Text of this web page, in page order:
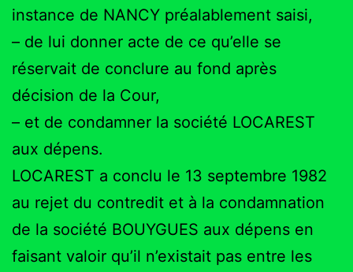
instance de NANCY préalablement saisi,
– de lui donner acte de ce qu’elle se
réservait de conclure au fond après
décision de la Cour,
– et de condamner la société LOCAREST
aux dépens.
LOCAREST a conclu le 13 septembre 1982
au rejet du contredit et à la condamnation
de la société BOUYGUES aux dépens en
faisant valoir qu’il n’existait pas entre les